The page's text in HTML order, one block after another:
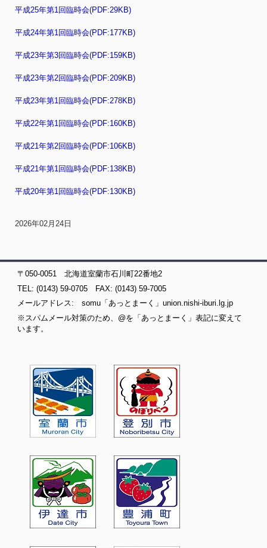
平成25年第1回臨時会(PDF:29KB)
平成24年第1回臨時会(PDF:177KB)
平成23年第3回臨時会(PDF:159KB)
平成23年第2回臨時会(PDF:209KB)
平成23年第1回臨時会(PDF:278KB)
平成22年第1回臨時会(PDF:160KB)
平成21年第2回臨時会(PDF:106KB)
平成21年第1回臨時会(PDF:138KB)
平成20年第1回臨時会(PDF:130KB)
2026年02月24日
〒050-0051 北海道室蘭市石川町22番地2
TEL: (0143) 59-0705 FAX: (0143) 59-7005
メールアドレス: somu「あっとまーく」union.nishi-iburi.lg.jp
※スパムメール対策のため、@を「あっとまーく」表記に変えて
います。